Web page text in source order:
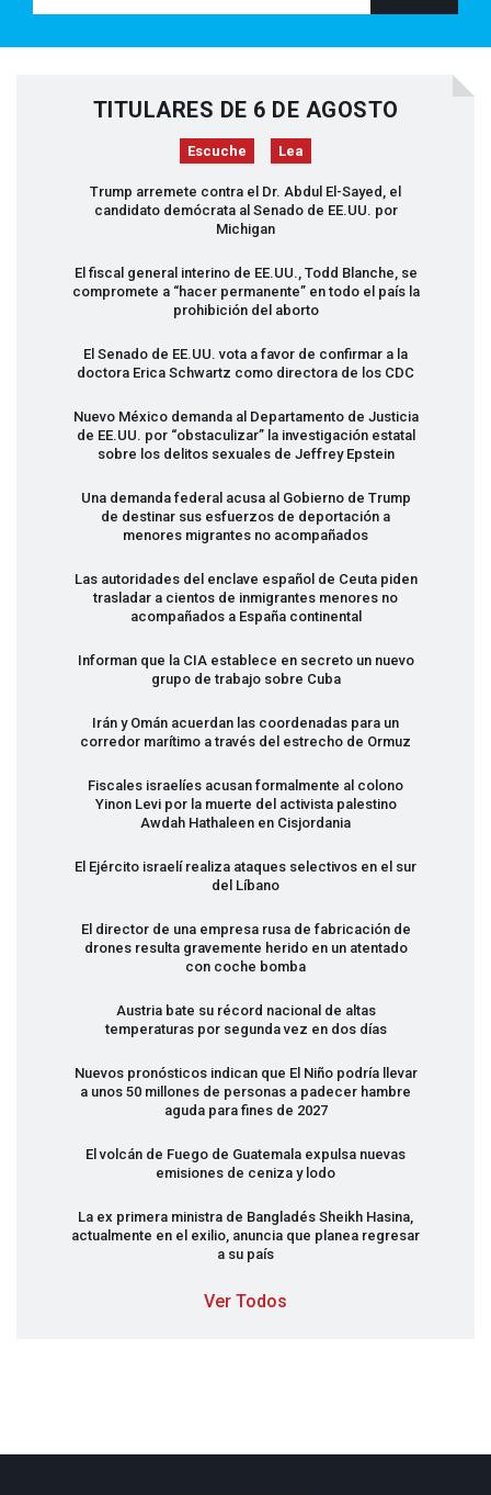
TITULARES DE 6 DE AGOSTO
Escuche Lea
Trump arremete contra el Dr. Abdul El-Sayed, el
candidato demócrata al Senado de EE.UU. por
Michigan
El fiscal general interino de EE.UU., Todd Blanche, se
compromete a “hacer permanente” en todo el país la
prohibición del aborto
El Senado de EE.UU. vota a favor de confirmar a la
doctora Erica Schwartz como directora de los CDC
Nuevo México demanda al Departamento de Justicia
de EE.UU. por “obstaculizar” la investigación estatal
sobre los delitos sexuales de Jeffrey Epstein
Una demanda federal acusa al Gobierno de Trump
de destinar sus esfuerzos de deportación a
menores migrantes no acompañados
Las autoridades del enclave español de Ceuta piden
trasladar a cientos de inmigrantes menores no
acompañados a España continental
Informan que la CIAestablece en secreto un nuevo
grupo de trabajo sobre Cuba
Irán y Omán acuerdan las coordenadas para un
corredor marítimo a través del estrecho de Ormuz
Fiscales israelíes acusan formalmente al colono
Yinon Levi por la muerte del activista palestino
Awdah Hathaleen en Cisjordania
El Ejército israelí realiza ataques selectivos en el sur
del Líbano
El director de una empresa rusa de fabricación de
drones resulta gravemente herido en un atentado
con coche bomba
Austria bate su récord nacional de altas
temperaturas por segunda vez en dos días
Nuevos pronósticos indican que El Niño podría llevar
a unos 50 millones de personas a padecer hambre
aguda para fines de 2027
El volcán de Fuego de Guatemala expulsa nuevas
emisiones de ceniza y lodo
La ex primera ministra de Bangladés Sheikh Hasina,
actualmente en el exilio, anuncia que planea regresar
a su país
Ver Todos